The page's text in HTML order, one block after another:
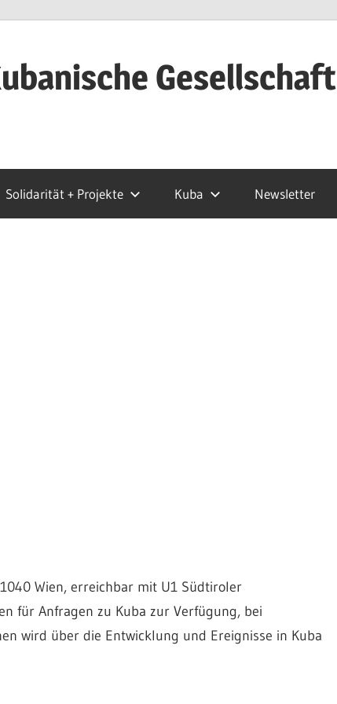
Gesellschaft
Solidarität + Projekte Kuba Newsletter
Wien, erreichbar mit U1 Südtiroler
für Anfragen zu Kuba zur Verfügung, bei
wird über die Entwicklung und Ereignisse in Kuba